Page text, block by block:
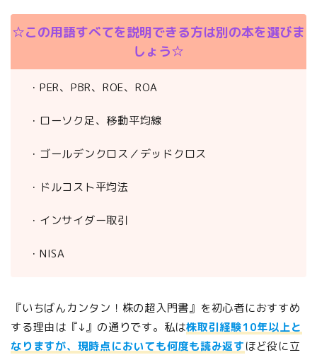
☆この用語すべてを説明できる方は別の本を選びま
しょう☆
・PER、PBR、ROE、ROA
・ローソク足、移動平均線
・ゴールデンクロス／デッドクロス
・ドルコスト平均法
・インサイダー取引
・NISA
『いちばんカンタン！株の超入門書』を初心者におすすめ
する理由は『↓』の通りです。私は株取引経験10年以上と
なりますが、現時点においても何度も読み返すほど役に立